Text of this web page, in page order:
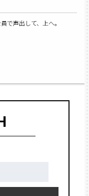
で声出して、上へ。